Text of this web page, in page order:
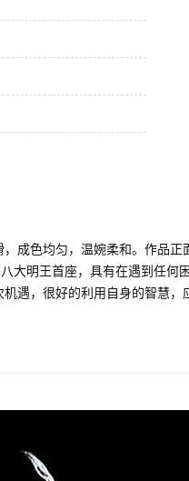
成色均匀，温婉柔和。作品
大明王首座，具有在遇到任
遇，很好的利用自身的智慧，